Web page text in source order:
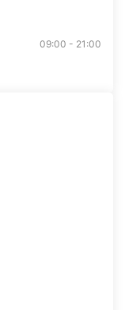
09:00 - 21:00